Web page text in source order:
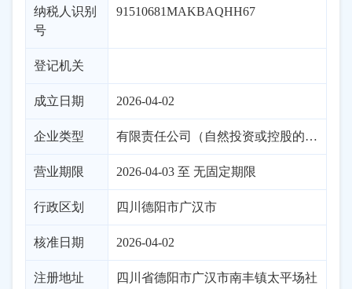
纳税人识别
号
91510681MAKBAQHH67
登记机关
成立日期 2026-04-02
企业类型 有限责任公司（自然投资或控股的法独资）
营业期限 2026-04-03 至 无固定期限
行政区划 四川 德阳市广汉市
核准日期 2026-04-02
注册地址
四川省德阳市广汉市南丰镇太平场社